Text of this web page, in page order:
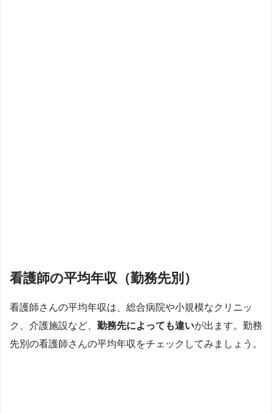
看護師の平均年収（勤務先別）
看護師さんの平均年収は、総合病院や小規模なクリニッ
ク、介護施設など、 勤務先によっても違いが出ます。勤務
先別の看護師さんの平均年収をチェックしてみましょう。